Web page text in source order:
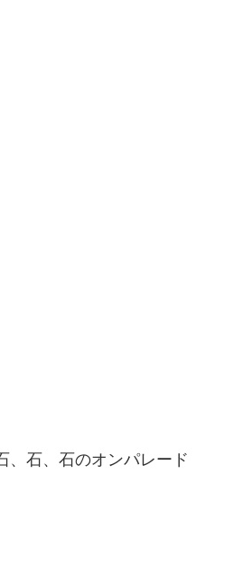
、石、石のオンパレード